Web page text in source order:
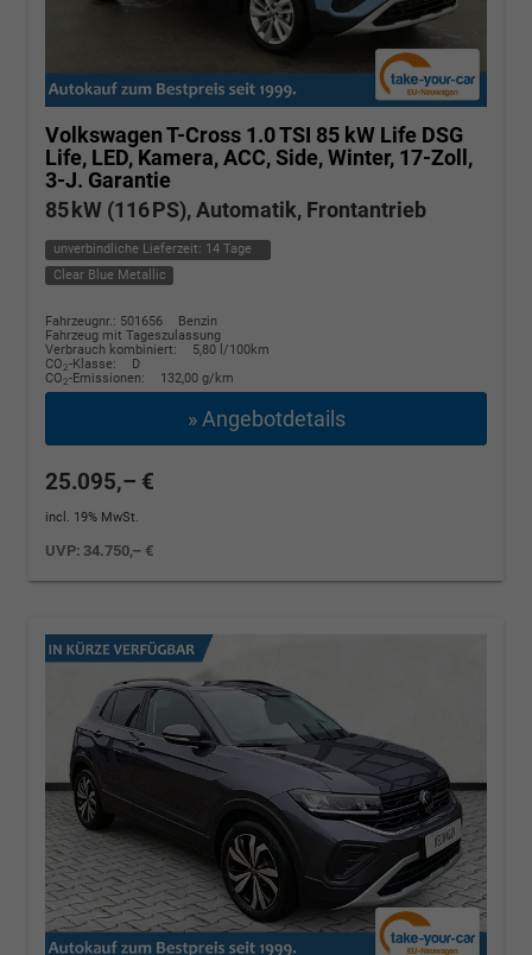
Volkswagen T-Cross 1.0 TSI 85 kW Life DSG
Life, LED, Kamera, ACC, Side, Winter, 17-Zoll,
3-J. Garantie
85 kW (116 PS), Automatik, Frontantrieb
unverbindliche Lieferzeit: 14 Tage
Clear Blue Metallic
Fahrzeugnr.: 501656
Benzin
Fahrzeug mit Tageszulassung
Verbrauch kombiniert:
5,80 l/100km
CO2-Klasse:
D
CO2-Emissionen: 132,00 g/km
» Angebotdetails
25.095,– €
incl. 19% MwSt.
UVP: 34.750,– €